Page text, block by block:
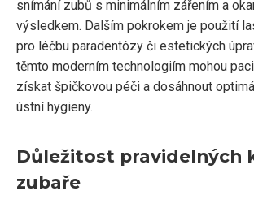
snímání zubů s minimálním zářením a
výsledkem. Dalším pokrokem je použití
pro léčbu paradentózy či estetických
těmto moderním technologiím mohou
získat špičkovou péči a dosáhnout
ústní hygieny.
Důležitost pravidelných
zubaře